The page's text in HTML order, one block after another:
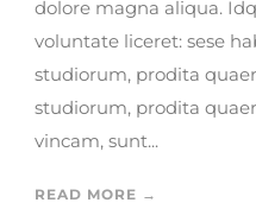
dolore magna aliqua.
voluntate liceret: sese
studiorum, prodita
studiorum, prodita
vincam, sunt...
READ MORE →